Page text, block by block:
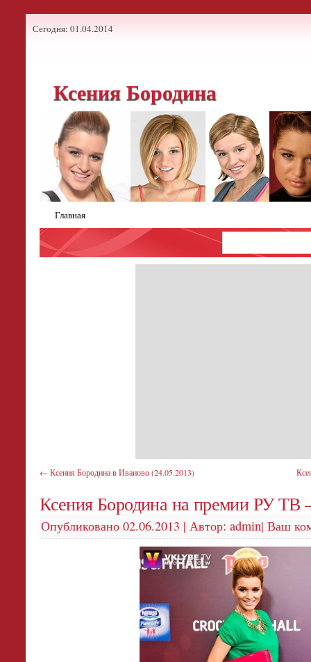
Сегодня: 01.04.2014
Ксения Бородина
Главная
← Ксения Бородина в Иваново (24.05.2013)
Ксения Бородина на премии РУ ТВ
Опубликовано 02.06.2013 |Автор: admin| Ваш